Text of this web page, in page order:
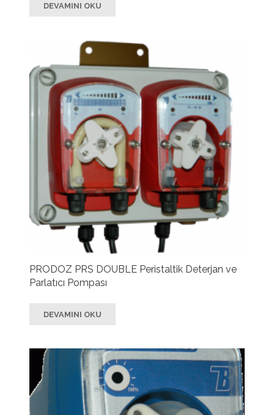
DEVAMINI OKU
PRODOZ PRS DOUBLE Peristaltik Deterjan ve
Parlatıcı Pompası
DEVAMINI OKU